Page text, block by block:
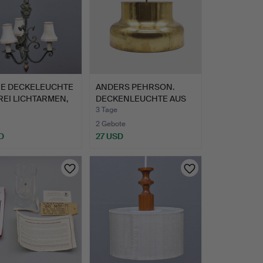
DECKELEUCHTE
LICHTARMEN,
ANDERS PEHRSON.
DECKENLEUCHTE AUS
MESSING …
3 Tage
2 Gebote
27 USD